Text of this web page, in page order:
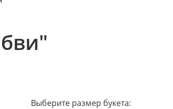
Выберите размер букета: